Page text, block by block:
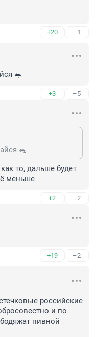
+20 –1
🐀
+3 –5
🐀
то, дальше будет
меньше
+2 –2
+19 –2
российские
и по
пивной